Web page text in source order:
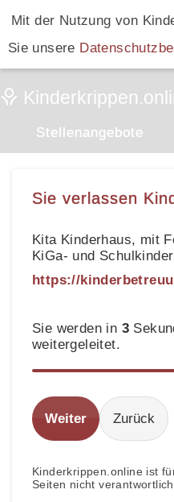
Mit der Nutzung von
Sie unsere
Stellenangebote
Sie verlassen
Kita Kinderhaus, mit
KiGa- und
https://
Sie werden in 3
weitergeleitet.
Weiter Zurück
Kinderkrippen.online ist
Seiten nicht